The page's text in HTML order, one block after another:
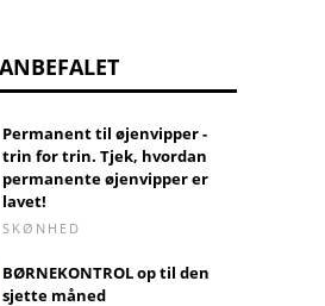
ANBEFALET
Permanent til øjenvipper -
trin for trin. Tjek, hvordan
permanente øjenvipper er
lavet!
SKØNHED
BØRNEKONTROL op til den
sjette måned